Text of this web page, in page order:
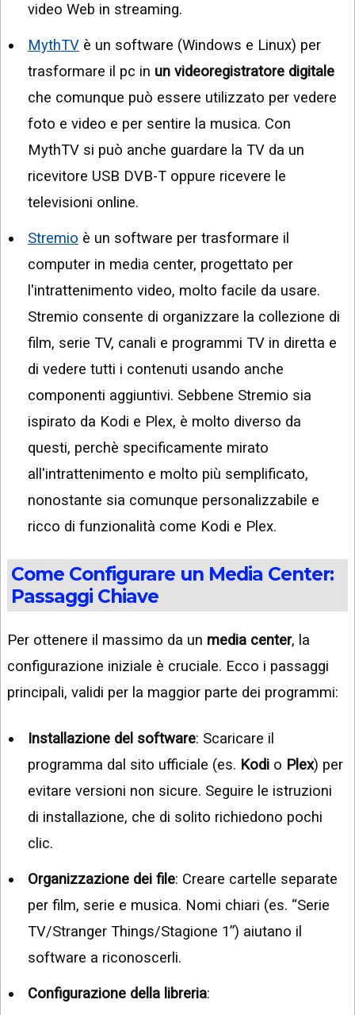
video Web in streaming.
MythTV è un software (Windows e Linux) per
trasformare il pc in un videoregistratore digitale
che comunque può essere utilizzato per vedere
foto e video e per sentire la musica. Con
MythTV si può anche guardare la TV da un
ricevitore USB DVB-T oppure ricevere le
televisioni online.
Stremio è un software per trasformare il
computer in media center, progettato per
l'intrattenimento video, molto facile da usare.
Stremio consente di organizzare la collezione di
film, serie TV, canali e programmi TV in diretta e
di vedere tutti i contenuti usando anche
componenti aggiuntivi. Sebbene Stremio sia
ispirato da Kodi e Plex, è molto diverso da
questi, perchè specificamente mirato
all'intrattenimento e molto più semplificato,
nonostante sia comunque personalizzabile e
ricco di funzionalità come Kodi e Plex.
Come Configurare un Media Center:
Passaggi Chiave
Per ottenere il massimo da un media center, la
configurazione iniziale è cruciale. Ecco i passaggi
principali, validi per la maggior parte dei programmi:
Installazione del software: Scaricare il
programma dal sito ufficiale (es. Kodi o Plex) per
evitare versioni non sicure. Seguire le istruzioni
di installazione, che di solito richiedono pochi
clic.
Organizzazione dei file: Creare cartelle separate
per film, serie e musica. Nomi chiari (es. “Serie
TV/Stranger Things/Stagione 1”) aiutano il
software a riconoscerli.
Configurazione della libreria: